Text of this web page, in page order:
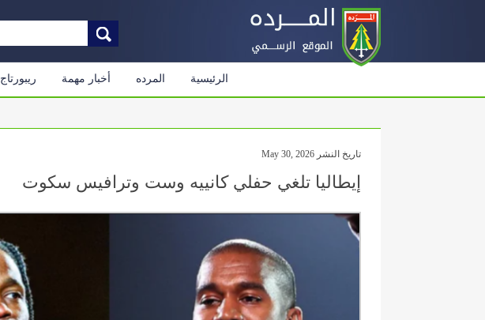
الرئيسية المرده أخبار مهمة ريبورتاج
تاريخ النشر May 30, 2026
إيطاليا تلغي حفلي كانييه وست وترافيس سكوت